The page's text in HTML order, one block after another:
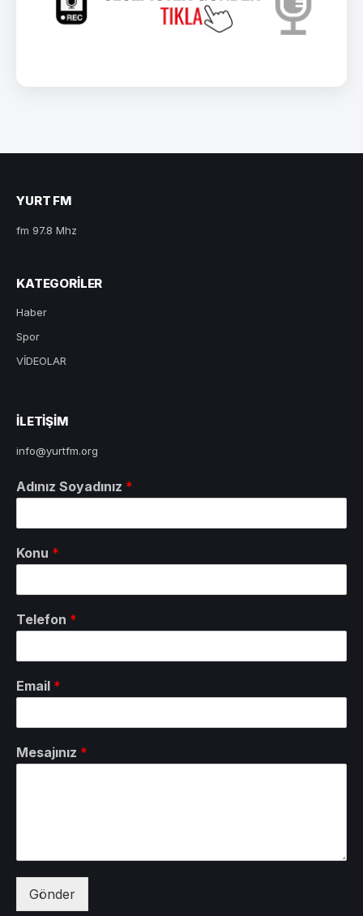
YURT FM
fm 97.8 Mhz
KATEGORILER
Haber
Spor
VİDEOLAR
ILETIŞIM
info@yurtfm.org
Adınız Soyadınız *
Konu *
Telefon *
Email *
Mesajınız *
Gönder